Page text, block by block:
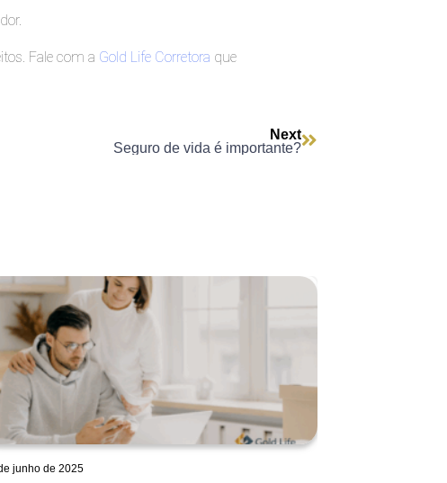
Fale com a Gold Life Corretora que
Next
Seguro de vida é importante?
junho de 2025